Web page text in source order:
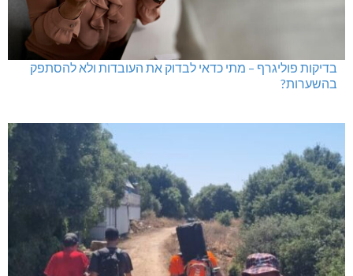
בדיקות פוליגרף – מתי כדאי לבדוק את העובדות ולא להסתפק
בהשערות?